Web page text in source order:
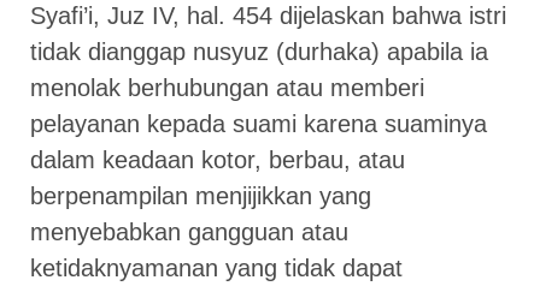
Syafi’i, Juz IV, hal. 454 dijelaskan bahwa istri
tidak dianggap nusyuz (durhaka) apabila ia
menolak berhubungan atau memberi
pelayanan kepada suami karena suaminya
dalam keadaan kotor, berbau, atau
berpenampilan menjijikkan yang
menyebabkan gangguan atau
ketidaknyamanan yang tidak dapat